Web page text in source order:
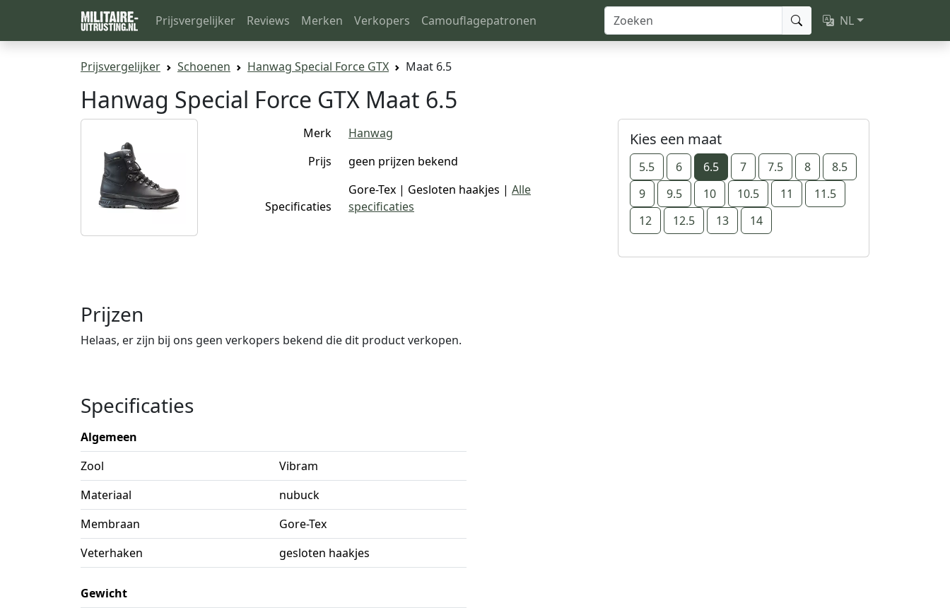
Prijsvergelijker Reviews Merken Verkopers Camouflagepatronen NL
Prijsvergelijker Schoenen Hanwag Special Force GTX Maat 6.5
Hanwag Special Force GTX Maat 6.5
Merk
Hanwag
Prijs
geen prijzen bekend
Specificaties
Gore-Tex | Gesloten haakjes | Alle
specificaties
Kies een maat
5.5 6 6.5 7 7.5 8
8.5
9
9.5 10 10.5 11
11.5
12
12.5 13 14
Prijzen
Helaas, er zijn bij ons geen verkopers bekend die dit product verkopen.
Specificaties
Algemeen
Zool
Vibram
Materiaal
nubuck
Membraan
Gore-Tex
Veterhaken
gesloten haakjes
Gewicht